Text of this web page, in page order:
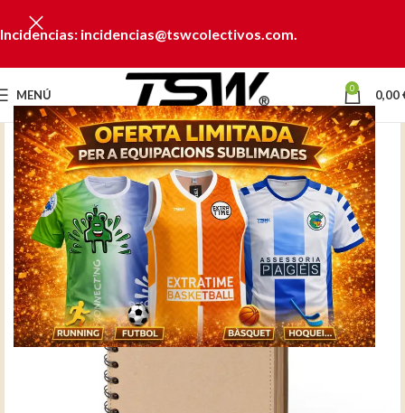
Incidencias: incidencias@tswcolectivos.com.
MENÚ 0 0,00